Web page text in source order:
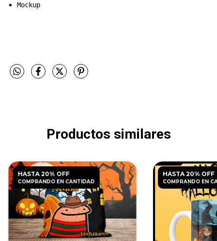
Mockup
Productos similares
HASTA 20% OFF
COMPRANDO EN CANTIDAD
HASTA 20% OFF
COMPRANDO EN